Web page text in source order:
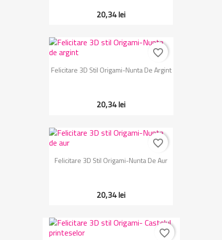
20,34 lei
Felicitare 3D Stil Origami-Nunta De Argint
20,34 lei
favorite_border
Felicitare 3D Stil Origami-Nunta De Aur
20,34 lei
favorite_border
favorite_border